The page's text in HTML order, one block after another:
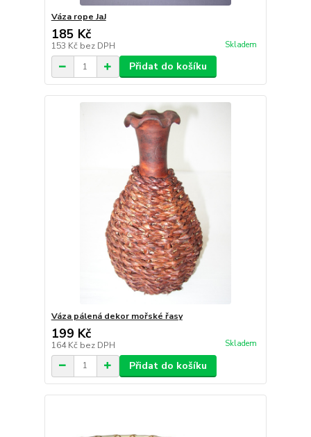
Váza rope JaJ
185 Kč
153 Kč bez DPH Skladem
Přidat do košíku
Váza pálená dekor mořské řasy
199 Kč
164 Kč bez DPH Skladem
Přidat do košíku